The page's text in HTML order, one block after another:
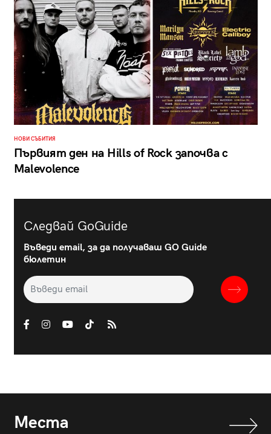
НОВИ СЪБИТИЯ
Първият ден на Hills of Rock започва с
Malevolence
Следвай GoGuide
Въведи email, за да получаваш GO Guide
бюлетин
Места